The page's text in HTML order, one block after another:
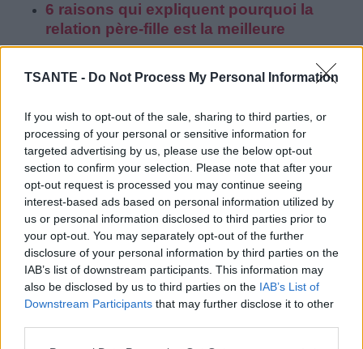
TSANTE - Do Not Process My Personal Information
If you wish to opt-out of the sale, sharing to third parties, or
processing of your personal or sensitive information for
targeted advertising by us, please use the below opt-out
section to confirm your selection. Please note that after your
opt-out request is processed you may continue seeing
interest-based ads based on personal information utilized by
us or personal information disclosed to third parties prior to
your opt-out. You may separately opt-out of the further
disclosure of your personal information by third parties on the
IAB’s list of downstream participants. This information may
also be disclosed by us to third parties on the IAB’s List of
Downstream Participants that may further disclose it to other
6 raisons qui expliquent pourquoi la
relation père-fille est la meilleure
La relation père-fille est souvent une relation
privilégiée. Même à l’âge adulte, le père est
considéré comme le premier amour de la jeune
femme. Modèle et repère fort dans son identité, le
lien qui les unit est souvent fort et très distinct de